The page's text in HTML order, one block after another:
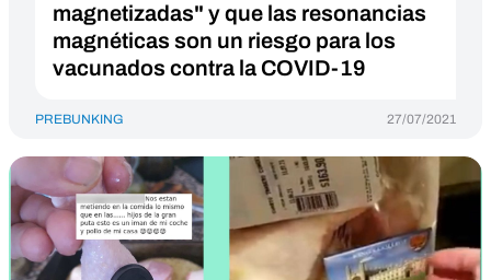
magnetizadas" y que las resonancias
magnéticas son un riesgo para los
vacunados contra la COVID-19
PREBUNKING 27/07/2021